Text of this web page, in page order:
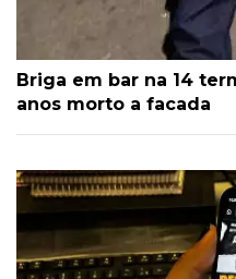
Briga em bar na 14
anos morto a facada